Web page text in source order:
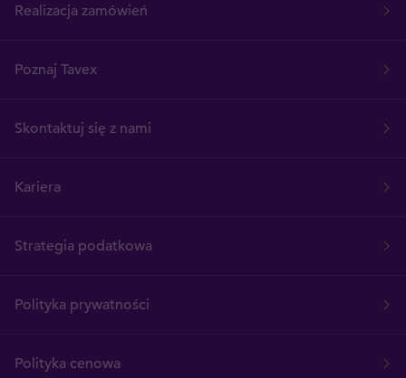
Realizacja zamówień
Poznaj Tavex
Skontaktuj się z nami
Kariera
Strategia podatkowa
Polityka prywatności
Polityka cenowa